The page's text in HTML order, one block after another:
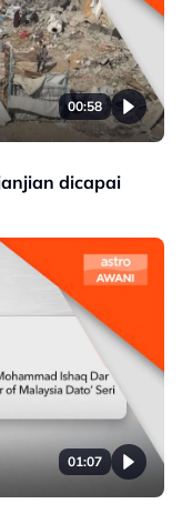
00:58
dicapai
01:07